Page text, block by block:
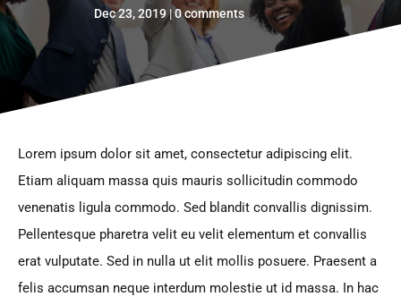
Dec 23, 2019 0 comments
Lorem ipsum dolor sit amet, consectetur adipiscing elit.
Etiam aliquam massa quis mauris sollicitudin commodo
venenatis ligula commodo. Sed blandit convallis dignissim.
Pellentesque pharetra velit eu velit elementum et convallis
erat vulputate. Sed in nulla ut elit mollis posuere. Praesent a
felis accumsan neque interdum molestie ut id massa. In hac